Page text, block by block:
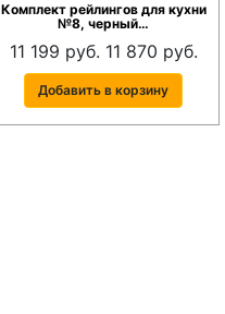
Комплект рейлингов для кухни
№8, черный…
11 199 руб. 11 870 руб.
Добавить в корзину